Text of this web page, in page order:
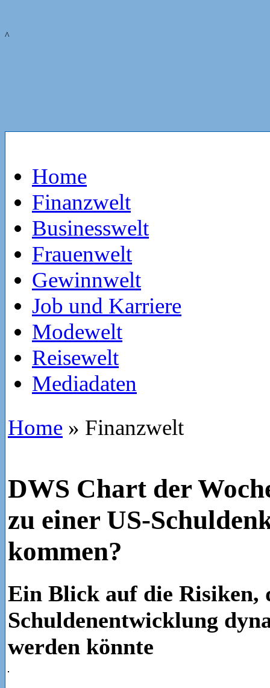
^
Home
Finanzwelt
Businesswelt
Frauenwelt
Gewinnwelt
Job und Karriere
Modewelt
Reisewelt
Mediadaten
Home » Finanzwelt
DWS Chart der
zu einer US-
kommen?
Ein Blick auf die Risiken,
Schuldenentwicklung
werden könnte